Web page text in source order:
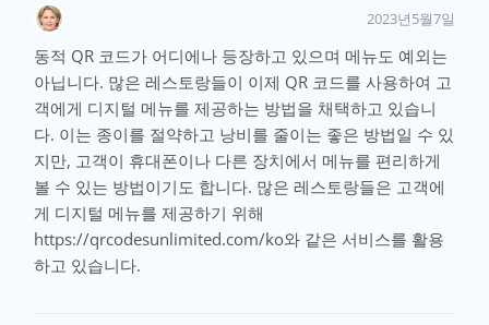
2023년5월7일
동적 QR 코드가 어디에나 등장하고 있으며 메뉴도 예외는
아닙니다. 많은 레스토랑들이 이제 QR 코드를 사용하여 고
객에게 디지털 메뉴를 제공하는 방법을 채택하고 있습니
다. 이는 종이를 절약하고 낭비를 줄이는 좋은 방법일 수 있
지만, 고객이 휴대폰이나 다른 장치에서 메뉴를 편리하게
볼 수 있는 방법이기도 합니다. 많은 레스토랑들은 고객에
게 디지털 메뉴를 제공하기 위해
https://qrcodesunlimited.com/ko와 같은 서비스를 활용
하고 있습니다.